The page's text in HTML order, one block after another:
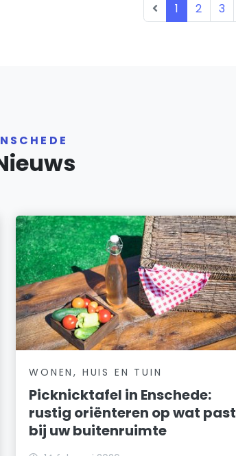
1 2 3
WONEN, HUIS EN TUIN
Picknicktafel in Enschede:
rustig oriënteren op wat past
bij uw buitenruimte